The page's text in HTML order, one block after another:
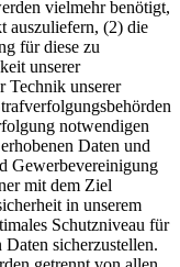
vielmehr benötigt,
auszuliefern, (2) die
für diese zu
unserer
Technik unserer
notwendigen
Daten und
Gewerbevereinigung
mit dem Ziel
in unserem
Schutzniveau für
Daten sicherzustellen.